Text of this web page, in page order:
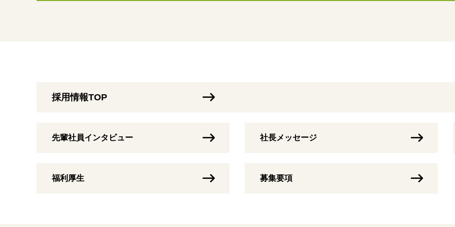
採用情報TOP
先輩社員インタビュー 社長メッセージ
福利厚生 募集要項